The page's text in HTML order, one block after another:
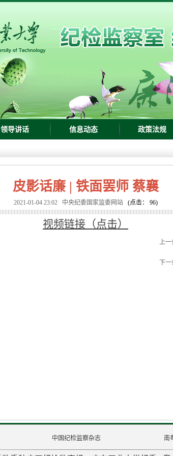
领导讲话 信息动态 政策法规
皮影话廉 | 铁面罢师 蔡襄
2021-01-04 23:02 中央纪委国家监委网站 (点击： 96)
视频链接（点击）
上一
下
中国纪检监察杂志 南